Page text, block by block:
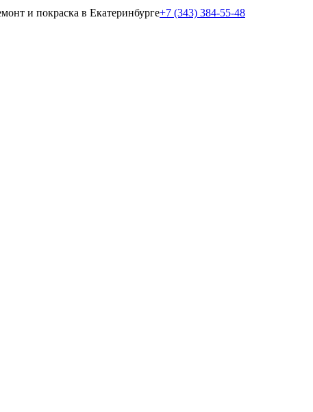
и покраска в Екатеринбурге+7 (343) 384-55-48